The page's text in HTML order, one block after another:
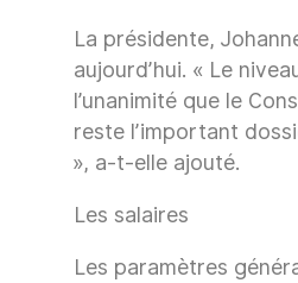
La présidente,
aujourd’hui. « Le
l’unanimité que le
reste l’important
», a-t-elle ajouté.
Les salaires
Les paramètres